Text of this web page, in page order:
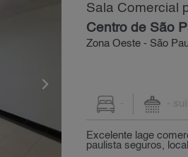
Sala Comercial
Centro de São
Zona Oeste - São
- -
Excelente lage
paulista seguros,